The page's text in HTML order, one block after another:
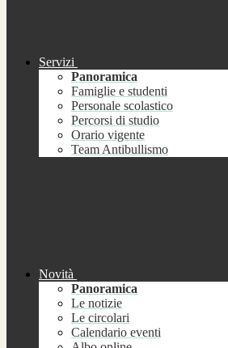
Servizi
Panoramica
Famiglie e studenti
Personale scolastico
Percorsi di studio
Orario vigente
Team Antibullismo
Novità
Panoramica
Le notizie
Le circolari
Calendario eventi